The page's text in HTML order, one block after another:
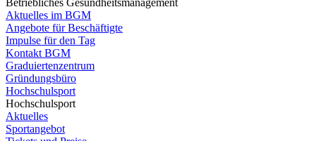
Betriebliches Gesundheitsmanagement
Aktuelles im BGM
Angebote für Beschäftigte
Impulse für den Tag
Kontakt BGM
Graduiertenzentrum
Gründungsbüro
Hochschulsport
Hochschulsport
Aktuelles
Sportangebot